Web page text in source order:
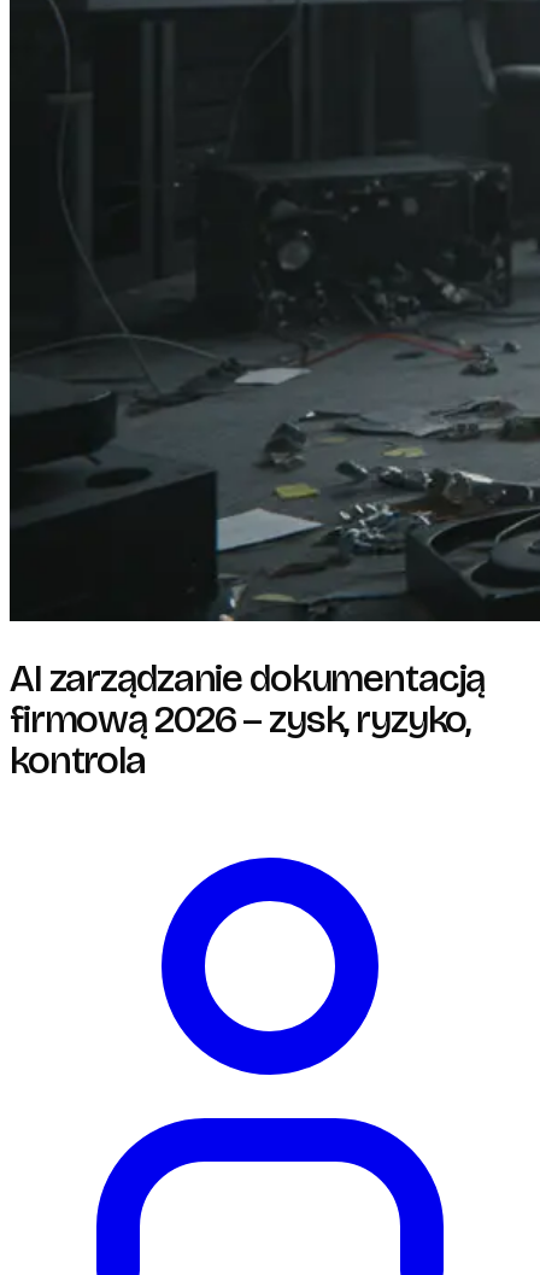
AI zarządzanie dokumentacją
firmową 2026 – zysk, ryzyko,
kontrola